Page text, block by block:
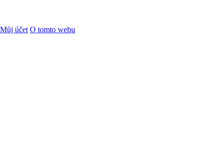
Můj účet O tomto webu